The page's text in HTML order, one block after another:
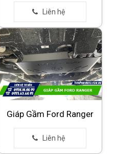
Giáp Gầm Ford Ranger